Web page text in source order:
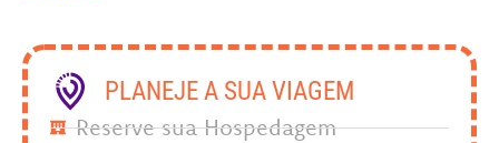
PLANEJE A SUA VIAGEM
Reserve sua Hospedagem